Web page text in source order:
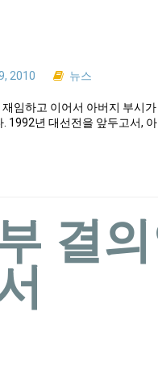
2010 뉴스
임하고 이어서 아버지 부시
1992년 대선전을 앞두고서,
결